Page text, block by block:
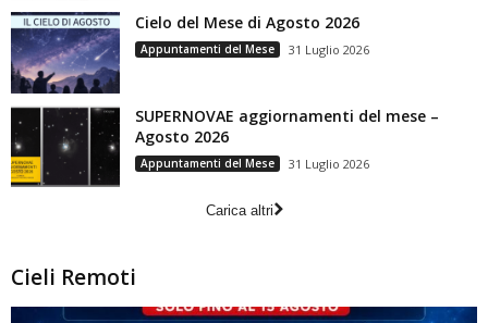
Cielo del Mese di Agosto 2026
Appuntamenti del Mese 31 Luglio 2026
SUPERNOVAE aggiornamenti del mese –
Agosto 2026
Appuntamenti del Mese 31 Luglio 2026
Carica altri
Cieli Remoti